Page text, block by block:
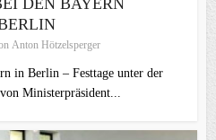
DEN BAYERN
Anton Hötzelsperger
in Berlin – Festtage unter der
Ministerpräsident...